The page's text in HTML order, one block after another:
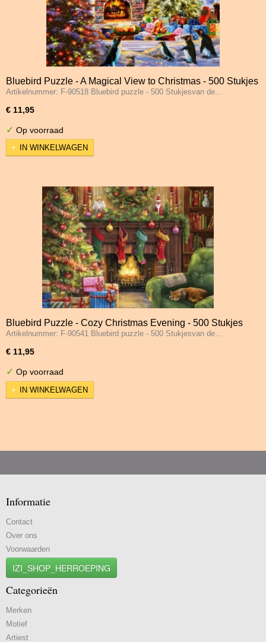
Bluebird Puzzle - A Magical View to Christmas - 500 Stukjes
Artikelnummer: F-90518 Bluebird puzzle - 500 Stukjesvan de…
€ 11,95
✓ Op voorraad
IN WINKELWAGEN
Bluebird Puzzle - Cozy Christmas Evening - 500 Stukjes
Artikelnummer: F-90541 Bluebird puzzle - 500 Stukjesvan de…
€ 11,95
✓ Op voorraad
IN WINKELWAGEN
Informatie
Contact
Over ons
Voorwaarden
IZI_SHOP_HERROEPING
Categorieën
Merken
Motief
Artiest